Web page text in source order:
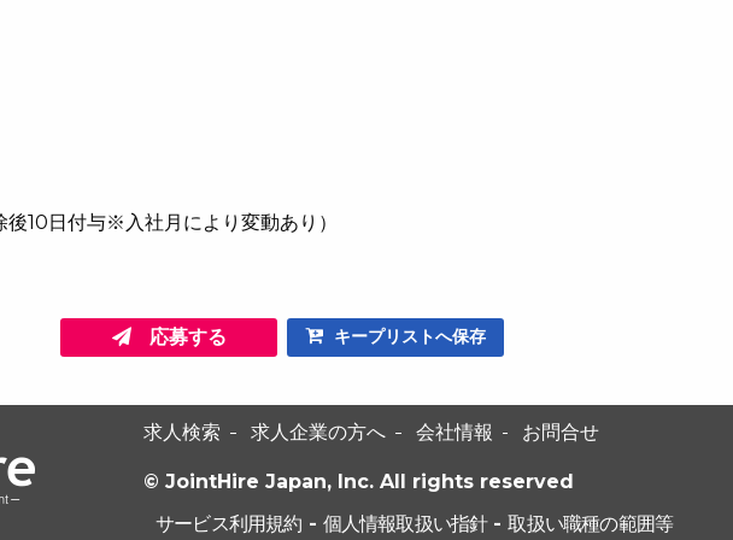
10日付与※入社月により変動あり）
応募する キープリストへ保存
求人検索 求人企業の方へ 会社情報 お問合せ
© JointHire Japan, Inc. All rights reserved
サービス利用規約 - 個人情報取扱い指針-取扱い職種の範囲等